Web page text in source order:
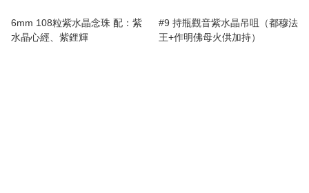
6mm 108粒紫水晶念珠 配：紫
水晶心經、紫鋰輝
#9 持瓶觀音紫水晶吊咀（都穆法
王+作明佛母火供加持）